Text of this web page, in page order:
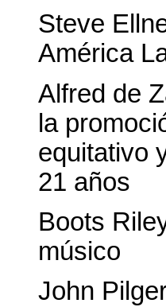
Steve
América
Alfred de
la
equitativo
21 años
Boots
músico
John